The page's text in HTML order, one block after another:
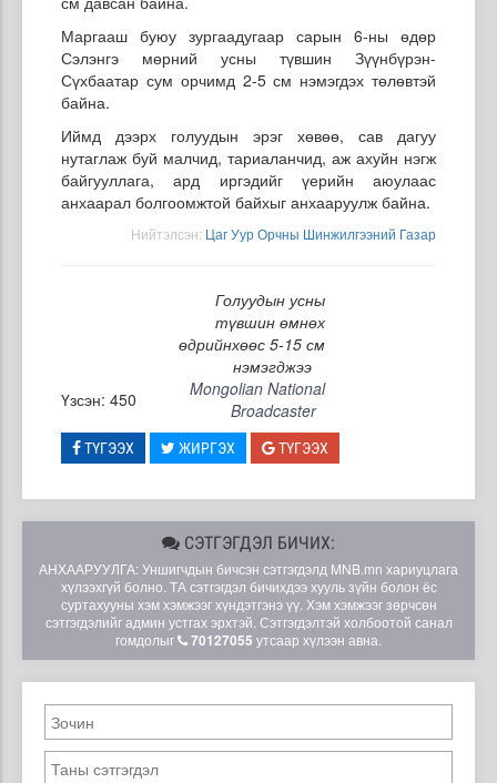
Маргааш буюу зургаадугаар сарын 6-ны өдөр
Сэлэнгэ мөрний усны түвшин Зүүнбүрэн-
Сүхбаатар сум орчимд 2-5 см нэмэгдэх төлөвтэй
байна.
Иймд дээрх голуудын эрэг хөвөө, сав дагуу
нутаглаж буй малчид, тариаланчид, аж ахуйн нэгж
байгууллага, ард иргэдийг үерийн аюулаас
анхаарал болгоомжтой байхыг анхааруулж байна.
Нийтэлсэн: Цаг Уур Орчны Шинжилгээний Газар
Голуудын усны
түвшин өмнөх
өдрийнхөөс 5-15 см
нэмэгджээ
Үзсэн: 450
Mongolian National
Broadcaster
ТҮГЭЭХ ЖИРГЭХ ТҮГЭЭХ
СЭТГЭГДЭЛ БИЧИХ:
АНХААРУУЛГА: Уншигчдын бичсэн сэтгэгдэлд MNB.mn хариуцлага
хүлээхгүй болно. ТА сэтгэгдэл бичихдээ хууль зүйн болон ёс
суртахууны хэм хэмжээг хүндэтгэнэ үү. Хэм хэмжээг зөрчсөн
сэтгэгдэлийг админ устгах эрхтэй. Сэтгэгдэлтэй холбоотой санал
гомдолыг
70127055 утсаар хүлээн авна.